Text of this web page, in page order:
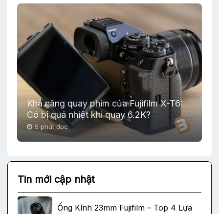
Khả năng quay phim của Fujifilm X-T6:
Có bị quá nhiệt khi quay 6.2K?
5 phút đọc
Tin mới cập nhật
Ống Kính 23mm Fujifilm – Top 4 Lựa